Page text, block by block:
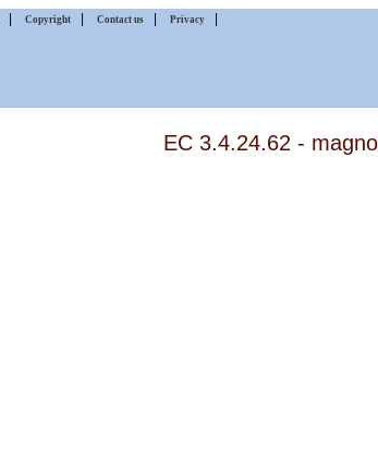
Copyright Contact us Privacy
EC 3.4.24.62 -